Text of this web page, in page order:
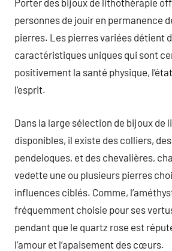
Porter des bijoux de lithothérapie
personnes de jouir en permanence
pierres. Les pierres variées détient
caractéristiques uniques qui sont
positivement la santé physique,
l’esprit.
Dans la large sélection de bijoux de
disponibles, il existe des colliers,
pendeloques, et des chevalières,
vedette une ou plusieurs pierres
influences ciblés. Comme,
fréquemment choisie pour ses
pendant que le quartz rose est
l’amour et l’apaisement des cœurs.